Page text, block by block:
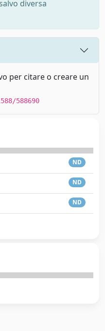
diversa
per citare o creare un
588690
ND
ND
ND